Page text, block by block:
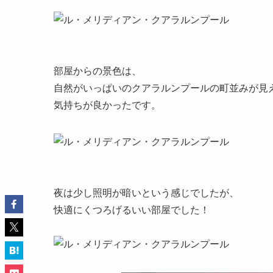
部屋からの景色は、
自然がいっぱいのクアラルンプールの町並みが見
気持ちが良かったです。
夜は少し照明が暗いという感じでしたが、
快適にくつろげるいい部屋でした！